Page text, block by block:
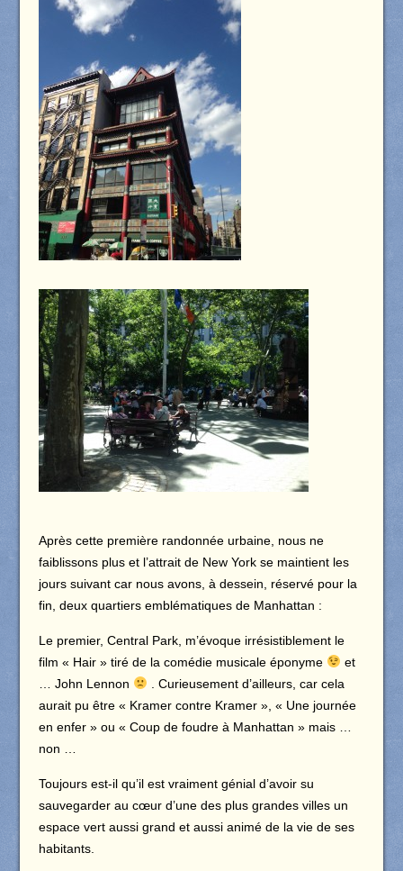
Après cette première randonnée urbaine, nous ne
faiblissons plus et l’attrait de New York se maintient les
jours suivant car nous avons, à dessein, réservé pour la
fin, deux quartiers emblématiques de Manhattan :
Le premier, Central Park, m’évoque irrésistiblement le
film « Hair » tiré de la comédie musicale éponyme
et
… John Lennon
. Curieusement d’ailleurs, car cela
aurait pu être « Kramer contre Kramer », « Une journée
en enfer » ou « Coup de foudre à Manhattan » mais …
non …
Toujours est-il qu’il est vraiment génial d’avoir su
sauvegarder au cœur d’une des plus grandes villes un
espace vert aussi grand et aussi animé de la vie de ses
habitants.